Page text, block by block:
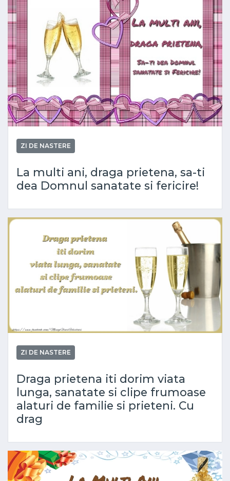
ZI DE NASTERE
La multi ani, draga prietena, sa-ti
dea Domnul sanatate si fericire!
ZI DE NASTERE
Draga prietena iti dorim viata
lunga, sanatate si clipe frumoase
alaturi de familie si prieteni. Cu
drag